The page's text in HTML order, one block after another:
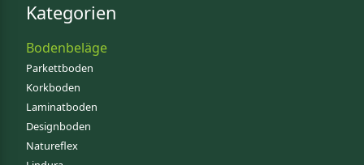
Kategorien
Bodenbeläge
Parkettboden
Korkboden
Laminatboden
Designboden
Natureflex